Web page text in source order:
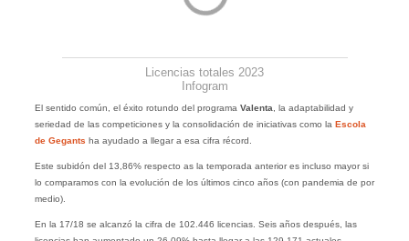
Licencias totales 2023
Infogram
El sentido común, el éxito rotundo del programa Valenta , la adaptabilidad y
seriedad de las competiciones y la consolidación de iniciativas como la Escola
de Gegants ha ayudado a llegar a esa cifra récord.
Este subidón del 13,86% respecto as la temporada anterior es incluso mayor si
lo comparamos con la evolución de los últimos cinco años (con pandemia de por
medio).
En la 17/18 se alcanzó la cifra de 102.446 licencias. Seis años después, las